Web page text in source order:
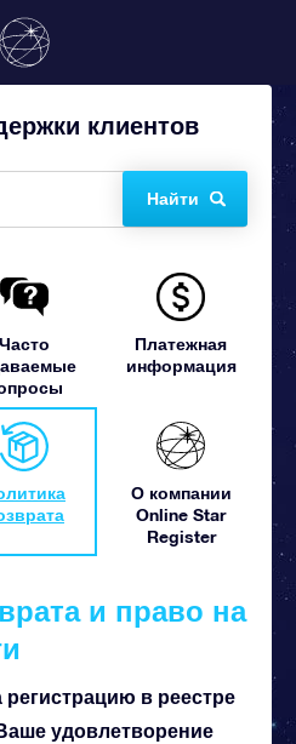
клиентов
Найти
Часто
Платежная
информация
О компании
Online Star
Register
и право на
в реестре
удовлетворение